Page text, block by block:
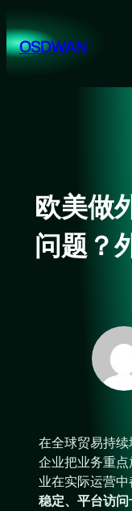
至
内OSDWAN
欧美做
问题？
在全球贸易持
企业把业务重
业在实际运营
稳定、平台访